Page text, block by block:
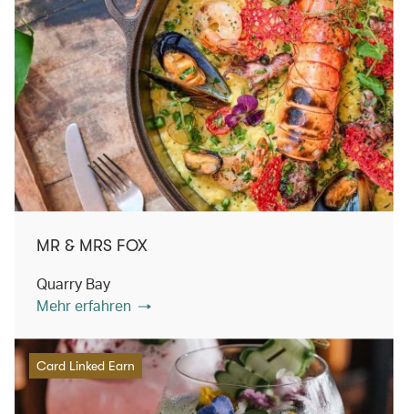
MR & MRS FOX
Quarry Bay
Mehr erfahren
Card Linked Earn